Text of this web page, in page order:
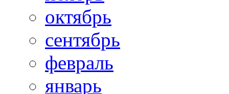
октябрь
сентябрь
февраль
январь